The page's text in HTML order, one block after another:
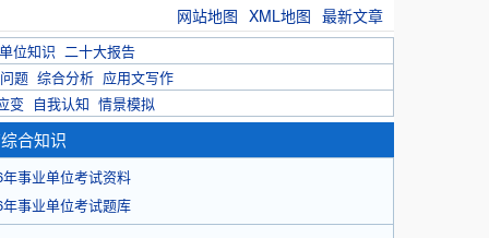
网站地图 XML地图 最新文章
位知识 二十大报告
题 综合分析 应用文写作
变 自我认知 情景模拟
合知识
年事业单位考试资料
年事业单位考试题库